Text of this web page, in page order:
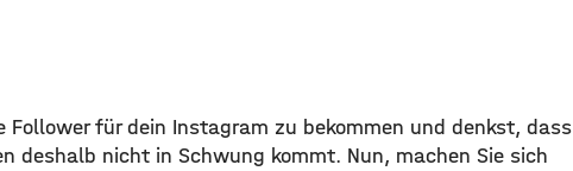
Follower für dein Instagram zu bekommen und denkst, dass
deshalb nicht in Schwung kommt. Nun, machen Sie sich